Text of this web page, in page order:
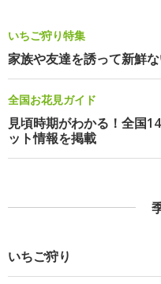
いちご狩り特集
家族や友達を誘って新鮮
全国お花見ガイド
見頃時期がわかる！全国
ット情報を掲載
いちご狩り